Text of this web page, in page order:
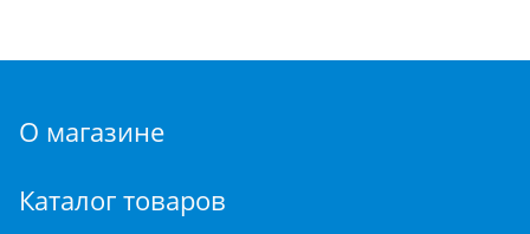
О магазине
Каталог товаров